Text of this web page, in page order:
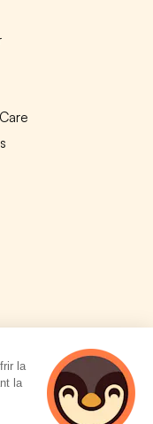
réservés.
la
la
5 personnes